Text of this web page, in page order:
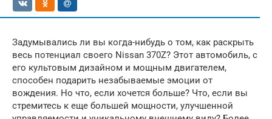
Задумывались ли вы когда-нибудь о том, как раскрыть
весь потенциал своего Nissan 370Z? Этот автомобиль, с
его культовым дизайном и мощным двигателем,
способен подарить незабываемые эмоции от
вождения. Но что, если хочется больше? Что, если вы
стремитесь к еще большей мощности, улучшенной